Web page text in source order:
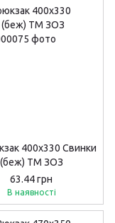
400х330 Свинки
(беж) ТМ ЗОЗ
63.44 грн
В наявності